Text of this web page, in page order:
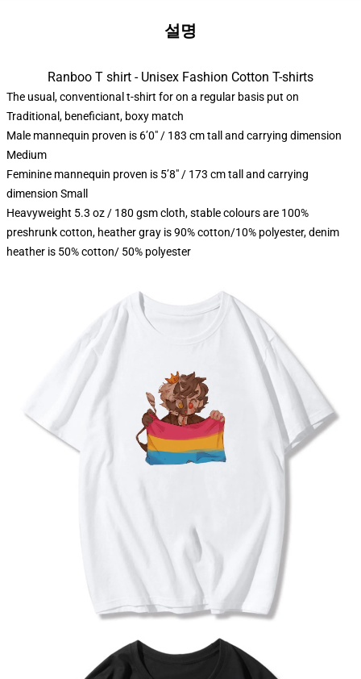
설명
Ranboo T shirt - Unisex Fashion Cotton T-shirts
The usual, conventional t-shirt for on a regular basis put on
Traditional, beneficiant, boxy match
Male mannequin proven is 6’0″ / 183 cm tall and carrying dimension
Medium
Feminine mannequin proven is 5’8″ / 173 cm tall and carrying
dimension Small
Heavyweight 5.3 oz / 180 gsm cloth, stable colours are 100%
preshrunk cotton, heather gray is 90% cotton/10% polyester, denim
heather is 50% cotton/ 50% polyester